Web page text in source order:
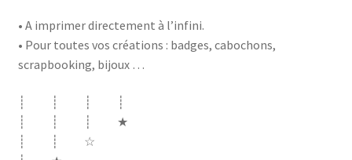
• A imprimer directement à l’infini.
• Pour toutes vos créations : badges, cabochons,
scrapbooking, bijoux …
┊ ┊ ┊ ┊
┊ ┊ ┊ ★
┊ ┊ ☆